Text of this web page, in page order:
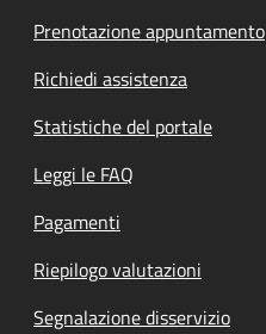
Prenotazione appuntamento
Richiedi assistenza
Statistiche del portale
Leggi le FAQ
Pagamenti
Riepilogo valutazioni
Segnalazione disservizio